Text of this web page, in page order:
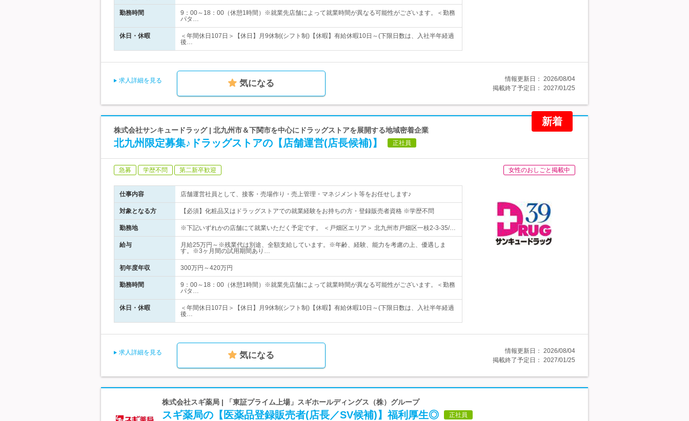
勤務時間
9：00～18：00（休憩1時間）※就業先店舗によって就業時間が異なる可能性がございます。＜勤務
パタ…
休日・休暇
＜年間休日107日＞【休日】月9休制(シフト制)【休暇】有給休暇10日～(下限日数は、入社半年経過
後…
求人詳細を見る 気になる 情報更新日： 2026/08/04
掲載終了予定日： 2027/01/25
新着
株式会社サンキュードラッグ | 北九州市＆下関市を中心にドラッグストアを展開する地域密着企業
北九州限定募集♪ドラッグストアの【店舗運営(店長候補)】 正社員
急募 学歴不問 第二新卒歓迎 女性のおしごと掲載中
仕事内容 店舗運営社員として、接客・売場作り・売上管理・マネジメント等をお任せします♪
対象となる方 【必須】化粧品又はドラッグストアでの就業経験をお持ちの方・登録販売者資格 ※学歴不問
勤務地 ※下記いずれかの店舗にて就業いただく予定です。 ＜戸畑区エリア＞ 北九州市戸畑区一枝2-3-35/…
給与
月給25万円～※残業代は別途、全額支給しています。※年齢、経験、能力を考慮の上、優遇しま
す。※3ヶ月間の試用期間あり…
初年度年収 300万円～420万円
勤務時間
9：00～18：00（休憩1時間）※就業先店舗によって就業時間が異なる可能性がございます。＜勤務
パタ…
休日・休暇
＜年間休日107日＞【休日】月9休制(シフト制)【休暇】有給休暇10日～(下限日数は、入社半年経過
後…
求人詳細を見る 気になる 情報更新日： 2026/08/04
掲載終了予定日： 2027/01/25
株式会社スギ薬局 | 「東証プライム上場」スギホールディングス（株）グループ
スギ薬局の【医薬品登録販売者(店長／SV候補)】福利厚生◎ 正社員